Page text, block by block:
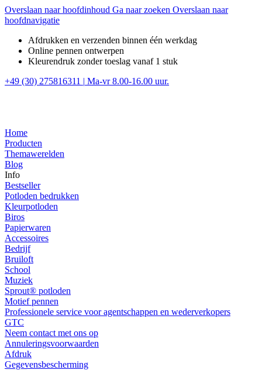
Overslaan naar hoofdinhoud Ga naar zoeken Overslaan naar
hoofdnavigatie
Afdrukken en verzenden binnen één werkdag
Online pennen ontwerpen
Kleurendruk zonder toeslag vanaf 1 stuk
+49 (30) 275816311 | Ma-vr 8.00-16.00 uur.
Home
Producten
Themawerelden
Blog
Info
Bestseller
Potloden bedrukken
Kleurpotloden
Biros
Papierwaren
Accessoires
Bedrijf
Bruiloft
School
Muziek
Sprout® potloden
Motief pennen
Professionele service voor agentschappen en wederverkopers
GTC
Neem contact met ons op
Annuleringsvoorwaarden
Afdruk
Gegevensbescherming